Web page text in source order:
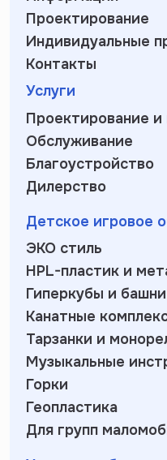
Проектирование
Индивидуальные
Контакты
Услуги
Проектирование и
Обслуживание
Благоустройство
Дилерство
Детское игровое
ЭКО стиль
HPL-пластик и
Гиперкубы и башни
Канатные
Тарзанки и
Музыкальные
Горки
Геопластика
Для групп